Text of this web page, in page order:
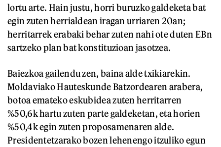
lortu arte. Hain justu, horri buruzko galdeketa bat
egin zuten herrialdean iragan urriaren 20an;
herritarrek erabaki behar zuten nahi ote duten EBn
sartzeko plan bat konstituzioan jasotzea.
Baiezkoa gailendu zen, baina alde txikiarekin.
Moldaviako Hauteskunde Batzordearen arabera,
botoa emateko eskubidea zuten herritarren
%50,6k hartu zuten parte galdeketan, eta horien
%50,4k egin zuten proposamenaren alde.
Presidentetzarako bozen lehenengo itzuliko egun